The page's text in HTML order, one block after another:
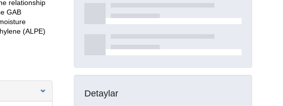
relationship
GAB
(ALPE)
Detaylar